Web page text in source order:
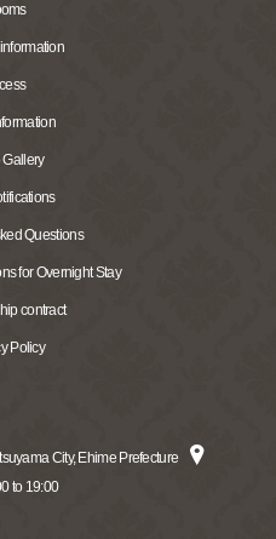
Gallery
Questions
for Overnight Stay
contract
Policy
City, Ehime Prefecture
to 19:00